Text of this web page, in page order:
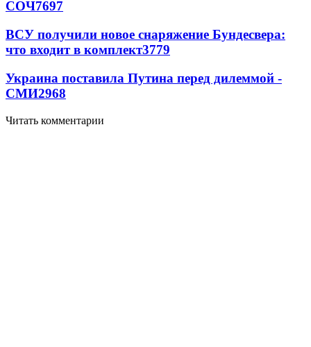
СОЧ7697
ВСУ получили новое снаряжение Бундесвера:
что входит в комплект3779
Украина поставила Путина перед дилеммой -
СМИ2968
Читать комментарии